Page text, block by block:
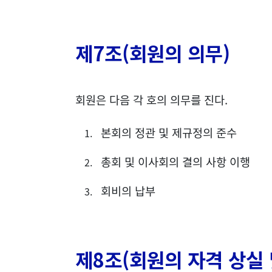
제7조(회원의 의무)
회원은 다음 각 호의 의무를 진다.
본회의 정관 및 제규정의 준수
총회 및 이사회의 결의 사항 이행
회비의 납부
제8조(회원의 자격 상실